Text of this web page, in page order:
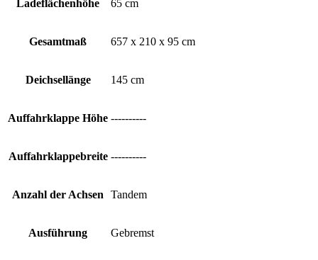
Ladeflächenhöhe 65 cm
Gesamtmaß 657 x 210 x 95 cm
Deichsellänge 145 cm
Auffahrklappe Höhe ----------
Auffahrklappebreite ----------
Anzahl der Achsen Tandem
Ausführung Gebremst